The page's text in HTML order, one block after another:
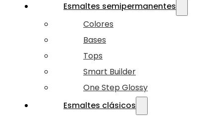
Esmaltes semipermanentes
Colores
Bases
Tops
Smart Builder
One Step Glossy
Esmaltes clásicos